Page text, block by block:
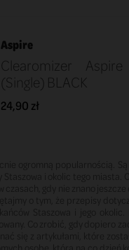
Aspire
Clearomizer
(Single) BLACK
24,90 zł